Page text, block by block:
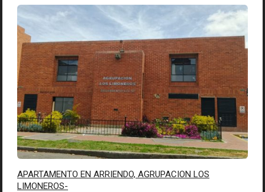
APARTAMENTO EN ARRIENDO, AGRUPACION LOS
LIMONEROS-